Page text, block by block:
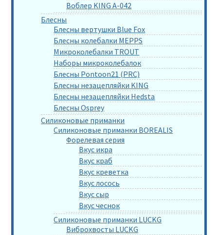
Воблер KING A-042
Блесны
Блесны вертушки Blue Fox
Блесны колебалки MEPPS
Микроколебалки TROUT
Наборы микроколебалок
Блесны Pontoon21 (PRC)
Блесны незацепляйки KING
Блесны незацепляйки Hedsta
Блесны Osprey
Силиконовые приманки
Силиконовые приманки BOREALIS
Форелевая серия
Вкус икра
Вкус краб
Вкус креветка
Вкус лосось
Вкус сыр
Вкус чеснок
Силиконовые приманки LUCKG
Виброхвосты LUCKG